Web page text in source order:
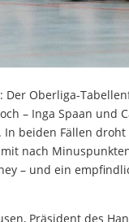
Der Oberliga-
– Inga Spaan und
beiden Fällen
nach
– und ein
Präsident des